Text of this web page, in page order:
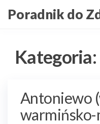
doPoradnik do
Kategoria:
Antoniewo
warmińsko-